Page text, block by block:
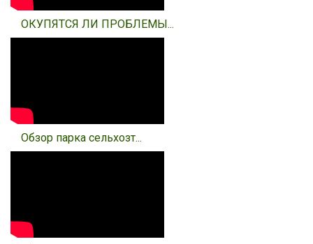
ОКУПЯТСЯ ЛИ ПРОБЛЕМЫ...
Обзор парка сельхозт...